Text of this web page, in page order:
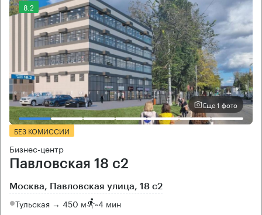
8.2
Еще 1 фото
БЕЗ КОМИССИИ
Бизнес-центр
Павловская 18 с2
Москва, Павловская улица, 18 с2
Тульская → 450 м ~4 мин